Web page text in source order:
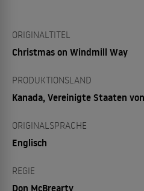
ORIGINALTITEL
Christmas on Windmill Way
PRODUKTIONSLAND
Kanada, Vereinigte Staaten
ORIGINALSPRACHE
Englisch
REGIE
Don McBrearty